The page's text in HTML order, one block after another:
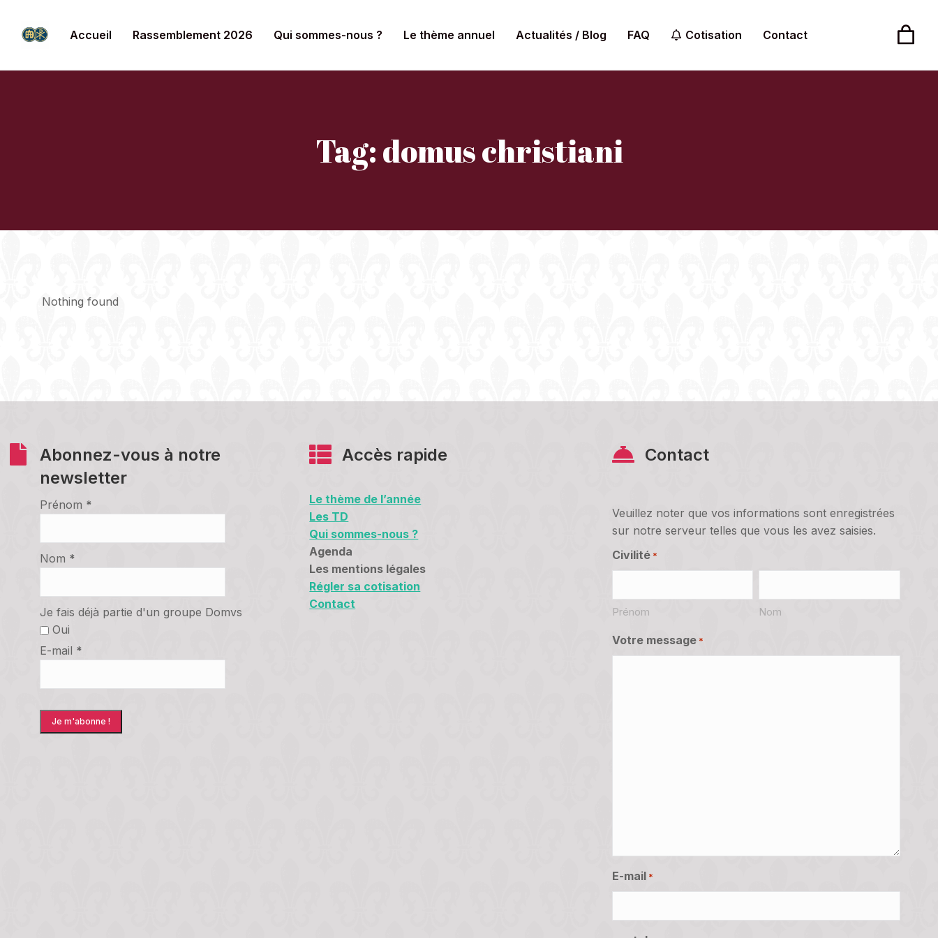
Accueil Rassemblement 2026 Qui sommes-nous ? Le thème annuel Actualités / Blog FAQ Cotisation Contact
Tag: domus christiani
Nothing found
Abonnez-vous à notre
newsletter
Prénom *
Nom *
Je fais déjà partie d'un groupe Domvs
Oui
E-mail *
Accès rapide
Le thème de l’année
Les TD
Qui sommes-nous ?
Agenda
Les mentions légales
Régler sa cotisation
Contact
Contact
Veuillez noter que vos informations sont enregistrées
sur notre serveur telles que vous les avez saisies.
Civilité *
Prénom Nom
Votre message *
E-mail *